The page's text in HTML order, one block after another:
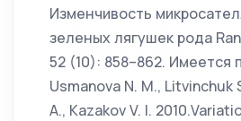
Изменчивость
зеленых лягушек рода
52 (10): 858–862. Имеется
Usmanova N. M., Litvinchuk
A., Kazakov V. I.